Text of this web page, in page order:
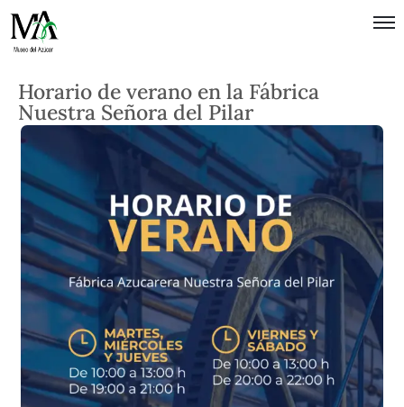
Horario de verano en la Fábrica
Nuestra Señora del Pilar
Privacidad
Términos
de Uso